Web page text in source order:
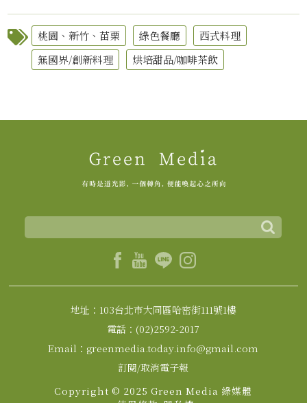
桃園、新竹、苗栗 綠色餐廳
西式料理
無國界/創新料理
烘培甜品/咖啡茶飲
地址：103台北市大同區哈密街111號1樓
電話：(02)2592-2017
Email：greenmedia.today.info@gmail.com
訂閱/取消電子報
Copyright © 2025 Green Media 綠媒體